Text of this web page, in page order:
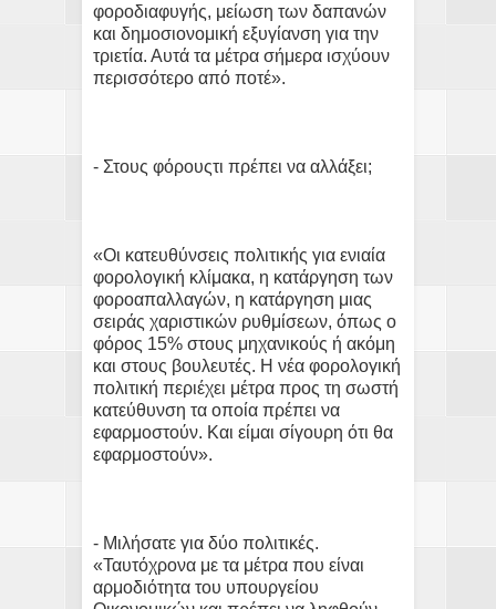
φοροδιαφυγής, μείωση των δαπανών
και δημοσιονομική εξυγίανση για την
τριετία. Αυτά τα μέτρα σήμερα ισχύουν
περισσότερο από ποτέ».
- Στους φόρουςτι πρέπει να αλλάξει;
«Οι κατευθύνσεις πολιτικής για ενιαία
φορολογική κλίμακα, η κατάργηση των
φοροαπαλλαγών, η κατάργηση μιας
σειράς χαριστικών ρυθμίσεων, όπως ο
φόρος 15% στους μηχανικούς ή ακόμη
και στους βουλευτές. Η νέα φορολογική
πολιτική περιέχει μέτρα προς τη σωστή
κατεύθυνση τα οποία πρέπει να
εφαρμοστούν. Και είμαι σίγουρη ότι θα
εφαρμοστούν».
- Μιλήσατε για δύο πολιτικές.
«Ταυτόχρονα με τα μέτρα που είναι
αρμοδιότητα του υπουργείου